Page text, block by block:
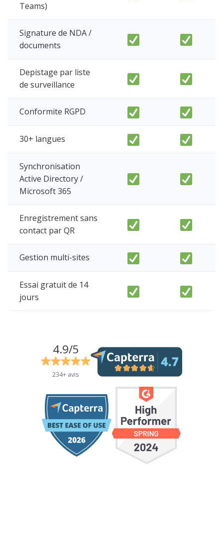
Teams)
Signature de NDA /
documents
Depistage par liste
de surveillance
Conformite RGPD
30+ langues
Synchronisation
Active Directory /
Microsoft 365
Enregistrement sans
contact par QR
Gestion multi-sites
Essai gratuit de 14
jours
4.9/5
234+ avis